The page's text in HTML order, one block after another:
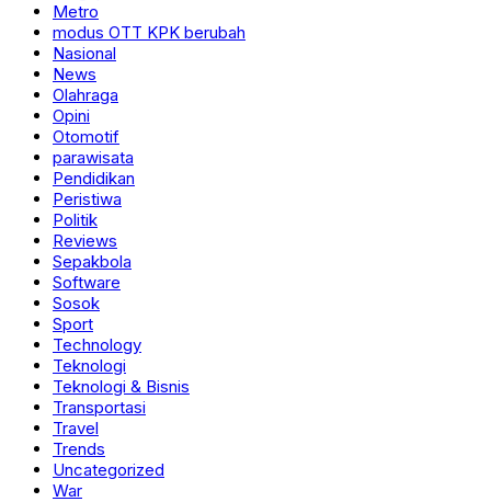
Metro
modus OTT KPK berubah
Nasional
News
Olahraga
Opini
Otomotif
parawisata
Pendidikan
Peristiwa
Politik
Reviews
Sepakbola
Software
Sosok
Sport
Technology
Teknologi
Teknologi & Bisnis
Transportasi
Travel
Trends
Uncategorized
War